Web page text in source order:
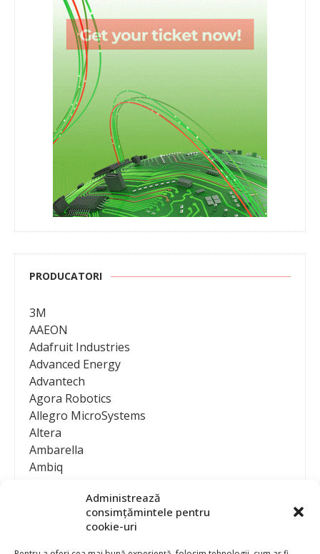
Administrează
consimțămintele pentru
cookie-uri
PRODUCATORI
3M
AAEON
Adafruit Industries
Advanced Energy
Advantech
Agora Robotics
Allegro MicroSystems
Altera
Ambarella
Ambiq
Analog Devices
Anritsu Corporation